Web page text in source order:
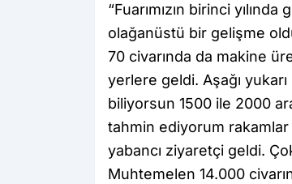
“Fuarımızın birinci
olağanüstü bir gelişme
70 civarında da makine
yerlere geldi. Aşağı yukarı
biliyorsun 1500 ile 2000
tahmin ediyorum
yabancı ziyaretçi geldi.
Muhtemelen 14.000